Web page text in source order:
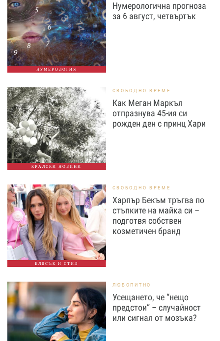
НУМЕРОЛОГИЯ
Нумерологична прогноза
за 6 август, четвъртък
КРАЛСКИ НОВИНИ
СВОБОДНО ВРЕМЕ
Как Меган Маркъл
отпразнува 45-ия си
рожден ден с принц Хари
БЛЯСЪК И СТИЛ
СВОБОДНО ВРЕМЕ
Харпър Бекъм тръгва по
стъпките на майка си –
подготвя собствен
козметичен бранд
ЛЮБОПИТНО
Усещането, че “нещо
предстои” – случайност
или сигнал от мозъка?